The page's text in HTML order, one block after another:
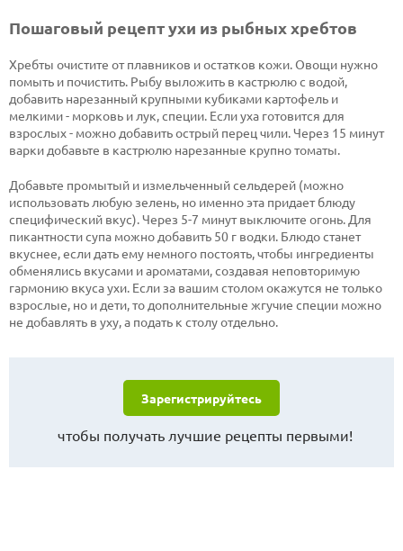
Пошаговый рецепт ухи из рыбных хребтов
Хребты очистите от плавников и остатков кожи. Овощи нужно
помыть и почистить. Рыбу выложить в кастрюлю с водой,
добавить нарезанный крупными кубиками картофель и
мелкими - морковь и лук, специи. Если уха готовится для
взрослых - можно добавить острый перец чили. Через 15 минут
варки добавьте в кастрюлю нарезанные крупно томаты.
Добавьте промытый и измельченный сельдерей (можно
использовать любую зелень, но именно эта придает блюду
специфический вкус). Через 5-7 минут выключите огонь. Для
пикантности супа можно добавить 50 г водки. Блюдо станет
вкуснее, если дать ему немного постоять, чтобы ингредиенты
обменялись вкусами и ароматами, создавая неповторимую
гармонию вкуса ухи. Если за вашим столом окажутся не только
взрослые, но и дети, то дополнительные жгучие специи можно
не добавлять в уху, а подать к столу отдельно.
Зарегистрируйтесь
чтобы получать лучшие рецепты первыми!